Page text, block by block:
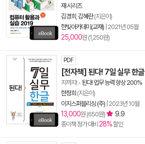
재 시리즈
김경희 김혜란(지은이)
한빛아카데미(교재) 2021년 05월
25,000원 (1,250원)
PDF
[전자책] 된다! 7일 실무 한글
지까지!- 된다! 업무 능력 향상 200%
한정희 (지은이)
이지스퍼블리싱 (주) 2023년 10월
13,000원 (650원) 9.9
종이책 정가 대비 28%할인